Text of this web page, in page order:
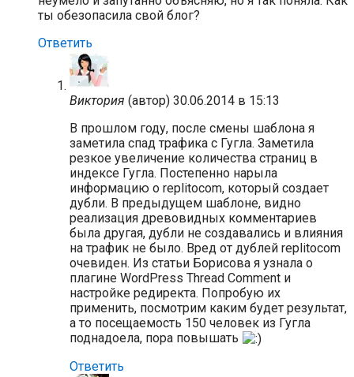
ты обезопасила свой блог?
Ответить
Виктория (автор) 30.06.2014 в 15:13
В прошлом году, после смены шаблона я
заметила спад трафика с Гугла. Заметила
резкое увеличение количества страниц в
индексе Гугла. Постепенно нарыла
информацию о replitocom, который создает
дубли. В предыдущем шаблоне, видно
реализация древовидных комментариев
была другая, дубли не создавались и влияния
на трафик не было. Вред от дублей replitocom
очевиден. Из статьи Борисова я узнала о
плагине WordPress Thread Comment и
настройке редиректа. Попробую их
применить, посмотрим каким будет результат,
а то посещаемость 150 человек из Гугла
поднадоела, пора повышать
Ответить